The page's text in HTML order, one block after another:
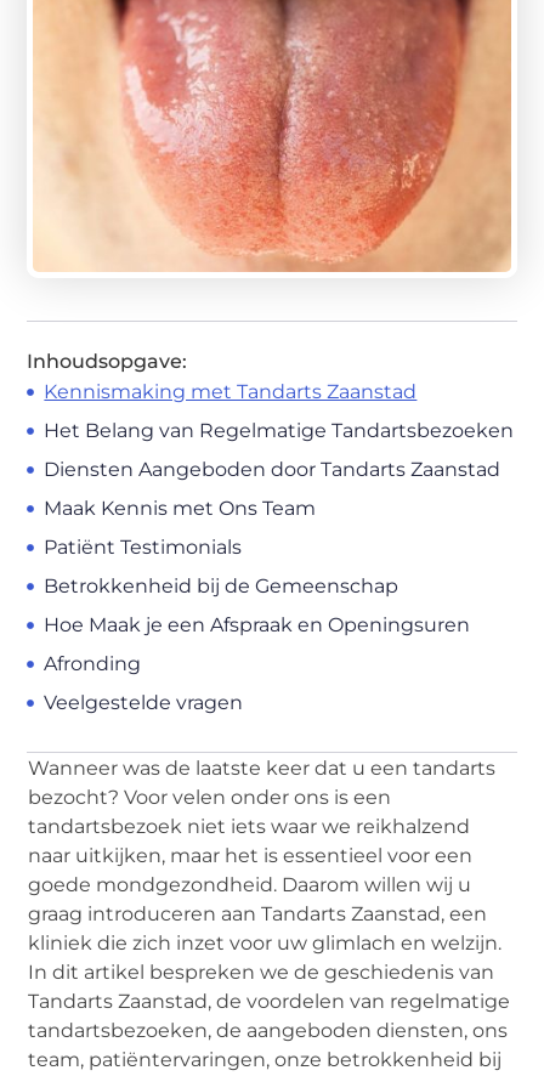
Inhoudsopgave:
Kennismaking met Tandarts Zaanstad
Het Belang van Regelmatige Tandartsbezoeken
Diensten Aangeboden door Tandarts Zaanstad
Maak Kennis met Ons Team
Patiënt Testimonials
Betrokkenheid bij de Gemeenschap
Hoe Maak je een Afspraak en Openingsuren
Afronding
Veelgestelde vragen
Wanneer was de laatste keer dat u een tandarts
bezocht? Voor velen onder ons is een
tandartsbezoek niet iets waar we reikhalzend
naar uitkijken, maar het is essentieel voor een
goede mondgezondheid. Daarom willen wij u
graag introduceren aan Tandarts Zaanstad, een
kliniek die zich inzet voor uw glimlach en welzijn.
In dit artikel bespreken we de geschiedenis van
Tandarts Zaanstad, de voordelen van regelmatige
tandartsbezoeken, de aangeboden diensten, ons
team, patiëntervaringen, onze betrokkenheid bij